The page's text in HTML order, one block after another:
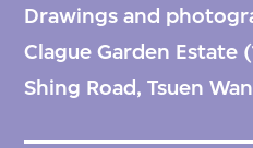
Drawings and
Clague Garden Estate
Shing Road, Tsuen